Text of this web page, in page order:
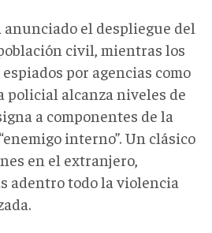
anunciado el despliegue del
civil, mientras los
por agencias como
policial alcanza niveles de
a componentes de la
interno”. Un clásico
en el extranjero,
adentro todo la violencia